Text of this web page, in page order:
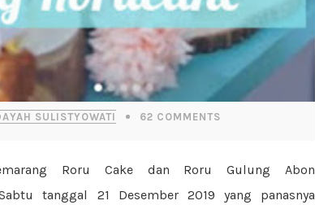
SULISTYOWATI 62 COMMENTS
tanggal 21 Desember 2019 yang panasnya